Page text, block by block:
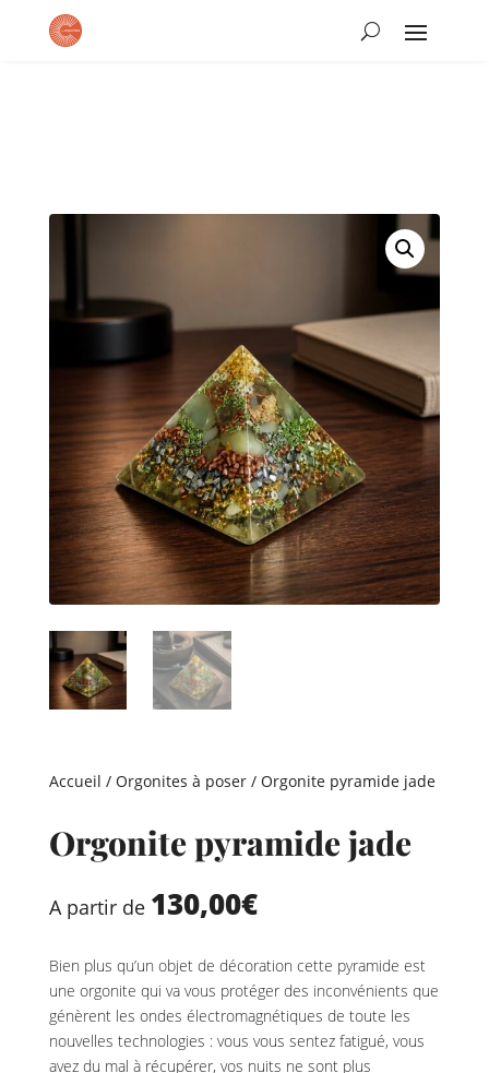
Accueil / Orgonites à poser/ Orgonite pyramide jade
Orgonite pyramide jade
A partir de 130,00€
Bien plus qu’un objet de décoration cette pyramide est
une orgonite qui va vous protéger des inconvénients que
génèrent les ondes électromagnétiques de toute les
nouvelles technologies : vous vous sentez fatigué, vous
avez du mal à récupérer, vos nuits ne sont plus